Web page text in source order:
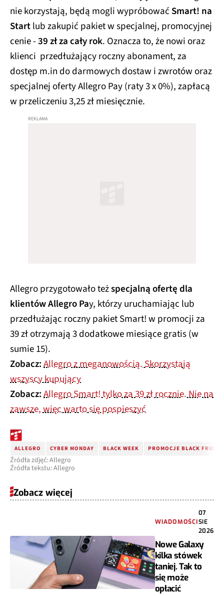
nie korzystają, będą mogli wypróbować Smart! na
Startlub zakupić pakiet w specjalnej, promocyjnej
cenie -39 zł za cały rok. Oznacza to, że nowi oraz
klienci przedłużający roczny abonament, za
dostęp m.in do darmowych dostaw i zwrotów oraz
specjalnej oferty Allegro Pay (raty 3 x 0%), zapłacą
w przeliczeniu 3,25 zł miesięcznie.
Allegro przygotowało teżspecjalną ofertę dla
klientów Allegro Pay, którzy uruchamiając lub
przedłużając roczny pakiet Smart! w promocji za
39 zł otrzymają 3 dodatkowe miesiące gratis (w
sumie 15).
Zobacz:Allegro z meganowością. Skorzystają
wszyscy kupujący
Zobacz:Allegro Smart! tylko za 39 zł rocznie. Nie na
zawsze, więc warto się pospieszyć
ALLEGRO CYBER MONDAY BLACK WEEK PROMOCJE BLACK FRIDAY
Źródła zdjęć: Allegro
Źródła tekstu: Allegro
Zobacz więcej
WIADOMOŚCI
07
SIE
2026
Nowe Galaxy
kilka stówek
taniej. Tak to
się może
opłacić